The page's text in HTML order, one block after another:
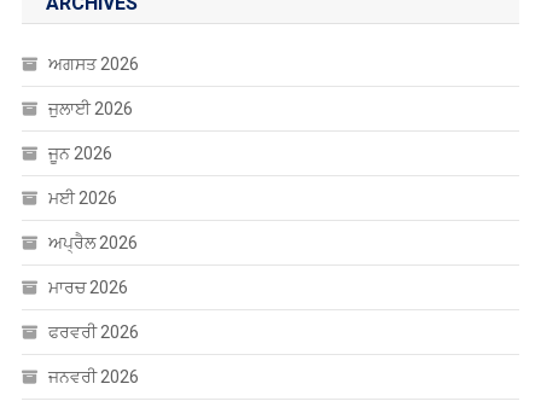
ਮਈ 2026
ਅਪ੍ਰੈਲ 2026
ਮਾਰਚ 2026
ਫਰਵਰੀ 2026
ਜਨਵਰੀ 2026
ਦਸੰਬਰ 2025
ਨਵੰਬਰ 2025
ਅਕਤੂਬਰ 2025
ਸਤੰਬਰ 2025